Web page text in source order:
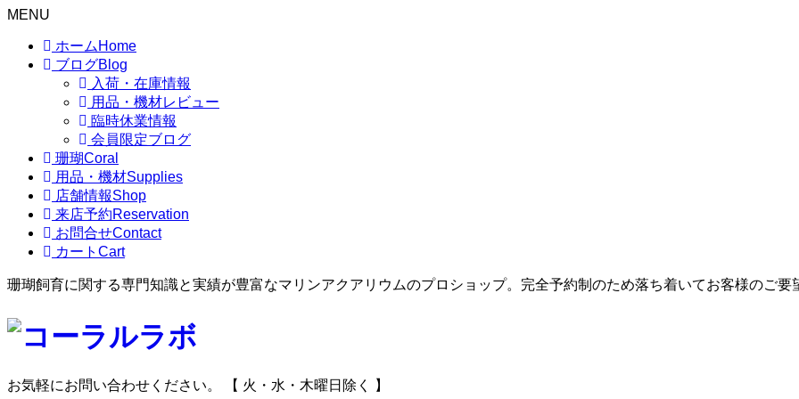
MENU
ホーム Home
ブログBlog
入荷・在庫情報
用品・機材レビュー
臨時休業情報
会員限定ブログ
珊瑚Coral
用品・機材Supplies
店舗情報Shop
来店予約Reservation
お問合せContact
カート Cart
珊瑚飼育に関する専門知識と実績が豊富なマリンアクアリウムのプロショップ。完全予約制のため落ち着いてお客様のご要
お気軽にお問い合わせください。 【 火・水・木曜日除く 】